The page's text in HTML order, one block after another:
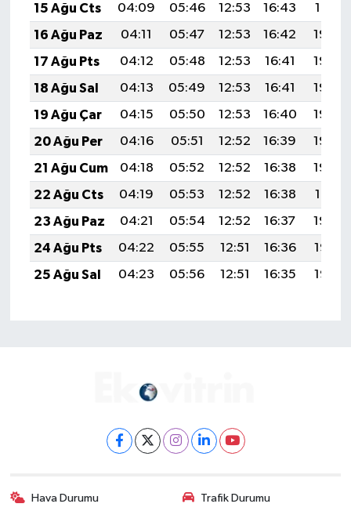
15 Ağu Cts
04:09 05:46 12:53 16:43
19:51
16 Ağu Paz
04:11 05:47 12:53 16:42
19:49
17 Ağu Pts
04:12 05:48 12:53 16:41
19:48
18 Ağu Sal
04:13 05:49 12:53 16:41
19:46
19 Ağu Çar
04:15 05:50 12:53 16:40
19:45
20 Ağu Per
04:16 05:51 12:52 16:39
19:44
21 Ağu Cum
04:18 05:52 12:52 16:38
19:42
22 Ağu Cts
04:19 05:53 12:52 16:38
19:41
23 Ağu Paz
04:21 05:54 12:52 16:37
19:39
24 Ağu Pts
04:22 05:55 12:51 16:36
19:38
25 Ağu Sal
04:23 05:56 12:51 16:35 19:36
Hava Durumu Trafik Durumu